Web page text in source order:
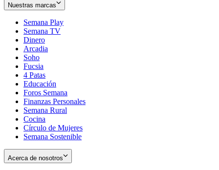
Nuestras marcas
Semana Play
Semana TV
Dinero
Arcadia
Soho
in
new
window
Fucsia
in
new
window
4 Patas
Educación
Foros Semana
Finanzas Personales
Semana Rural
Cocina
Círculo de Mujeres
Semana Sostenible
Acerca de nosotros